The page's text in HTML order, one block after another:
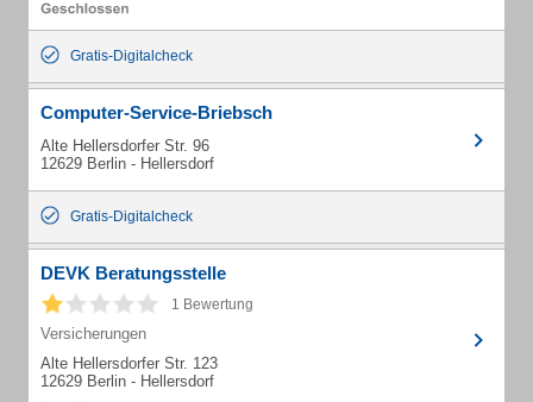
Gratis-Digitalcheck
Computer-Service-Briebsch
Alte Hellersdorfer Str. 96
12629 Berlin - Hellersdorf
Gratis-Digitalcheck
DEVK Beratungsstelle
1 Bewertung
Versicherungen
Alte Hellersdorfer Str. 123
12629 Berlin - Hellersdorf